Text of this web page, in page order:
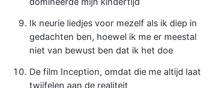
Ik neurie liedjes voor mezelf als ik diep in
gedachten ben, hoewel ik me er meestal
niet van bewust ben dat ik het doe
De film Inception, omdat die me altijd laat
twijfelen aan de realiteit